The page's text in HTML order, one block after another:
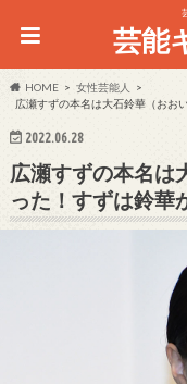
芸能
HOME
女性芸能人
広瀬すずの本名は大石鈴華（おお
2022.06.28
広瀬すずの本名は
った！すずは鈴華